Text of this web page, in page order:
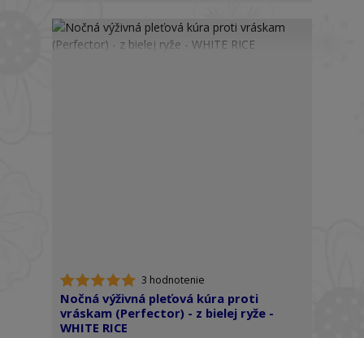
3 hodnotenie
Nočná výživná pleťová kúra proti
vráskam (Perfector) - z bielej ryže -
WHITE RICE